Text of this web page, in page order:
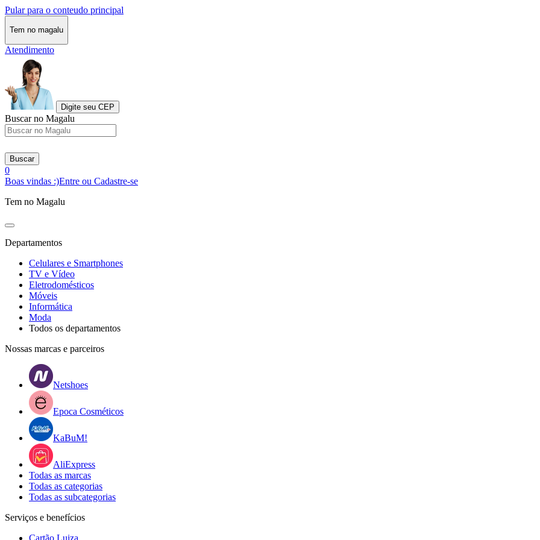
Pular para o conteudo principal
Tem no magalu
Atendimento
Digite seu CEP
Buscar no Magalu
Buscar
0
Boas vindas :)Entre ou Cadastre-se
Tem no Magalu
Departamentos
Celulares e Smartphones
TV e Vídeo
Eletrodomésticos
Móveis
Informática
Moda
Todos os departamentos
Nossas marcas e parceiros
Netshoes
Epoca Cosméticos
KaBuM!
AliExpress
Todas as marcas
Todas as categorias
Todas as subcategorias
Serviços e benefícios
Cartão Luiza